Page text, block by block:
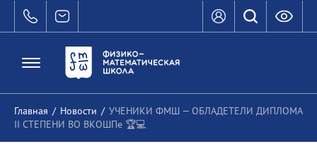
Главная / Новости / УЧЕНИКИ ФМШ — ОБЛАДЕТЕЛИ ДИПЛОМА
II СТЕПЕНИ ВО ВКОШПе 🏆💻